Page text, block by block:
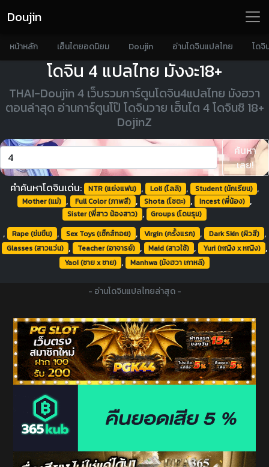
Doujin
หน้าหลัก เฮ็นไตยอดนิยม Doujin อ่านโดจินแปลไทย โด
โดจิน 4 แปลไทย มังงะ18+
THAI-Doujin 4 เว็บรวมการ์ตูนโดจิน4แปลไทย มังฮวา
ตอนล่าสุด อ่านการ์ตูนโป๊ โดจินวาย เฮ็นไต 4 โดจินชิ 18+
DojinZ
ค้นหา
เลย!
คำค้นหาโดจินเด่น:
NTR (แย่งแฟน) , Loli (โลลิ) , Student (นักเรียน) ,
Mother (แม่) , Full Color (ภาพสี) , Shota (โชตะ) , Incest (พี่น้อง) ,
Sister (พี่สาว น้องสาว) , Groups (โดนรุม)
, Rape (ข่มขืน) , Sex Toys (เซ็กส์ทอย) , Virgin (ครั้งแรก) , Dark Skin (ผิวสี) ,
Glasses (สาวแว่น) , Teacher (อาจารย์) , Maid (สาวใช้) , Yuri (หญิง x หญิง) ,
Yaoi (ชาย x ชาย) , Manhwa (มังฮวา เกาหลี)
- อ่านโดจินแปลไทยล่าสุด -